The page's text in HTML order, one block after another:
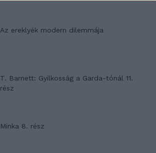
Az ereklyék modern dilemmája
T. Barnett: Gyilkosság a Garda-tónál 11.
rész
Minka 8. rész